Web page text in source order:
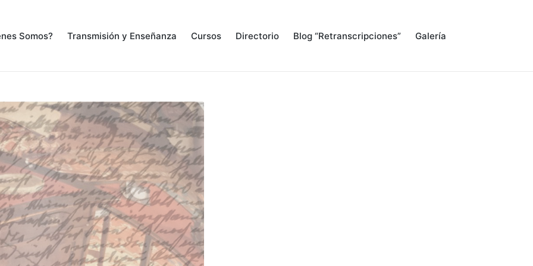
Somos? Transmisión y Enseñanza Cursos Directorio Blog “Retranscripciones” Galería